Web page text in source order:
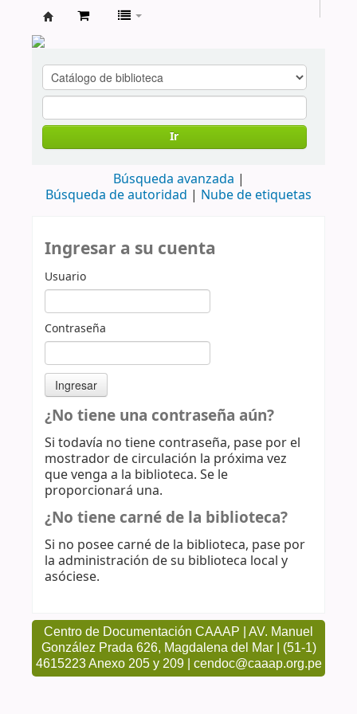
cendoc
Ir
Búsqueda avanzada
Búsqueda de autoridad
Nube de etiquetas
Ingresar a su cuenta
Usuario
Contraseña
¿No tiene una contraseña aún?
Si todavía no tiene contraseña, pase por el
mostrador de circulación la próxima vez
que venga a la biblioteca. Se le
proporcionará una.
¿No tiene carné de la biblioteca?
Si no posee carné de la biblioteca, pase por
la administración de su biblioteca local y
asóciese.
Centro de Documentación CAAAP | AV. Manuel
González Prada 626, Magdalena del Mar | (51-1)
4615223 Anexo 205 y 209 | cendoc@caaap.org.pe